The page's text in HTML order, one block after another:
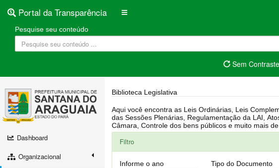
Portal da Transparência
Pesquise seu conteúdo
Sem Contraste
Dashboard
Organizacional
Biblioteca Legislativa
Aqui você encontra as Leis Ordinárias, Leis Complementares, Portarias, Decretos, Atas, PPA, LDO, LOA, RREO, Resoluções, RGF, Lei Orgânica, Regimento Interno, Pauta
das Sessões Plenárias, Regulamentação da LAI, Atos de Julgamento do Governo, Agenda Externa do presidente, Relatório do Controle Interno, Projetos em tramitação na
Câmara, Controle dos bens
Filtro
Informe o ano Tipo do Documento